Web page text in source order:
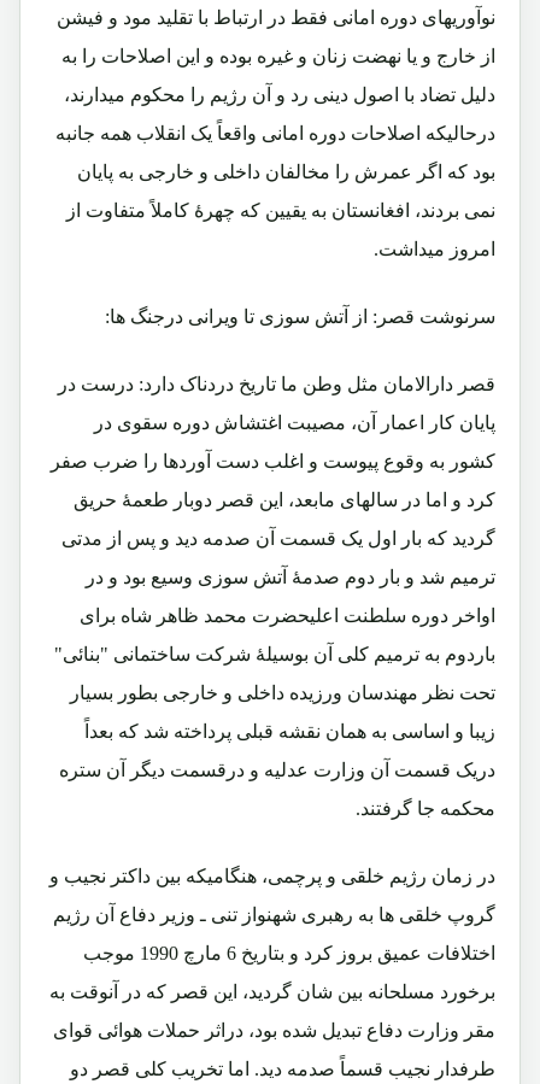
نوآوریهای دوره امانی فقط در ارتباط با تقلید مود و فیشن
از خارج و یا نهضت زنان و غیره بوده و این اصلاحات را به
دلیل تضاد با اصول دینی رد و آن رژیم را محکوم میدارند،
درحالیکه اصلاحات دوره امانی واقعاً یک انقلاب همه جانبه
بود که اگر عمرش را مخالفان داخلی و خارجی به پایان
نمی بردند، افغانستان به یقیین که چهرۀ کاملاً متفاوت از
امروز میداشت.
سرنوشت قصر: از آتش سوزی تا ویرانی درجنگ ها:
قصر دارالامان مثل وطن ما تاریخ دردناک دارد: درست در
پایان کار اعمار آن، مصیبت اغتشاش دوره سقوی در
کشور به وقوع پیوست و اغلب دست آوردها را ضرب صفر
کرد و اما در سالهای مابعد، این قصر دوبار طعمۀ حریق
گردید که بار اول یک قسمت آن صدمه دید و پس از مدتی
ترمیم شد و بار دوم صدمۀ آتش سوزی وسیع بود و در
اواخر دوره سلطنت اعلیحضرت محمد ظاهر شاه برای
باردوم به ترمیم کلی آن بوسیلۀ شرکت ساختمانی "بنائی"
تحت نظر مهندسان ورزیده داخلی و خارجی بطور بسیار
زیبا و اساسی به همان نقشه قبلی پرداخته شد که بعداً
دریک قسمت آن وزارت عدلیه و درقسمت دیگر آن ستره
محکمه جا گرفتند.
در زمان رژیم خلقی و پرچمی، هنگامیکه بین داکتر نجیب و
گروپ خلقی ها به رهبری شهنواز تنی ـ وزیر دفاع آن رژیم
اختلافات عمیق بروز کرد و بتاریخ 6 مارچ 1990 موجب
برخورد مسلحانه بین شان گردید، این قصر که در آنوقت به
مقر وزارت دفاع تبدیل شده بود، دراثر حملات هوائی قوای
طرفدار نجیب قسماً صدمه دید. اما تخریب کلی قصر دو